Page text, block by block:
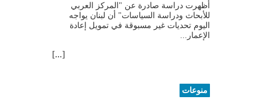
أظهرت دراسة صادرة عن "المركز العربي
للأبحاث ودراسة السياسات" أن لبنان يواجه
اليوم تحديات غير مسبوقة في تمويل إعادة
الإعمار...
[...]
منوعات